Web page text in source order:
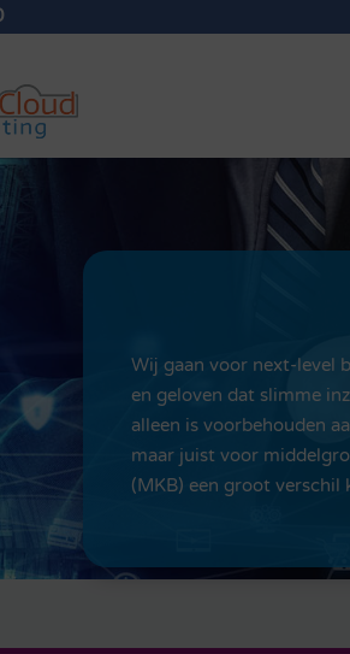
Wij gaan voor next-level
en geloven dat slimme
alleen is voorbehouden
maar juist voor
(MKB) een groot verschil